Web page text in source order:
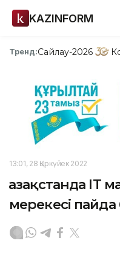
KAZINFORM
Тренд:Сайлау-2026
13:01, 28 Қыркүйек 2022
Қазақстанда IT
мерекесі